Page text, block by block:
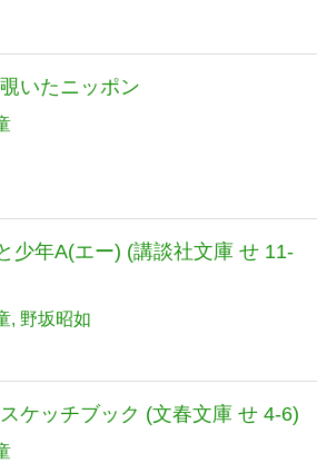
いたニッポン
少年A(エー) (講談社文庫 せ 11-
野坂昭如
ケッチブック (文春文庫 せ 4-6)